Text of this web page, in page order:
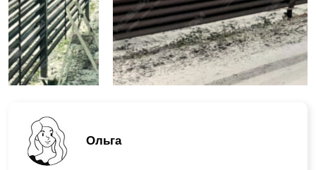
Ольга